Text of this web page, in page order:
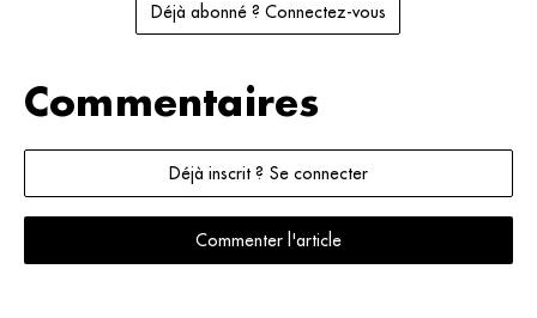
Déjà abonné ? Connectez-vous
Commentaires
Déjà inscrit ? Se connecter
Commenter l'article